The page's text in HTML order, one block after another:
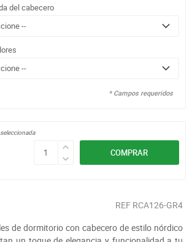
del cabecero
* Campos requeridos
COMPRAR
REF RCA126-GR4
de dormitorio con cabecero de estilo nórdico